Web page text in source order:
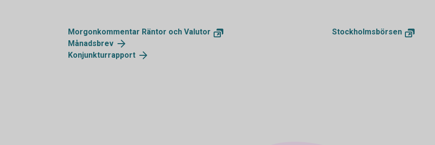
Morgonkommentar Räntor och Valutor
Månadsbrev
Konjunkturrapport
Stockholmsbörsen